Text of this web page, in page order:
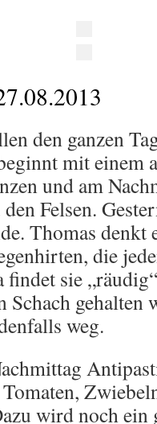
den ganzen
mit einem
und am
Felsen.
Thomas denkt
die
sie
Schach gehalten
weg.
wird noch ein